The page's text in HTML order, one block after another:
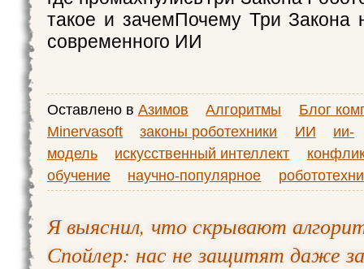
такое и зачемПочему Три Закона
современного ИИ
Оставлено в Азимов Алгоритмы
Блог
Minervasoft
законы роботехники ИИ
ии-
модель
искусственный интеллект
обучение
научно-популярное
Я выяснил, что скрывают
Спойлер: нас не защитят даже